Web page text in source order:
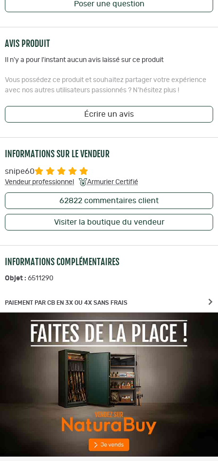
Poser une question
AVIS PRODUIT
Il n'y a pour l'instant aucun avis laissé sur ce produit
Vous possédez ce produit et souhaitez partager votre expérience
avec nos autres utilisateurs passionnés ? N'hésitez plus !
Écrire un avis
INFORMATIONS SUR LE VENDEUR
snipe60
Vendeur professionnel Armurier Certifié
62822 commentaires client
Visiter la boutique du vendeur
INFORMATIONS COMPLÉMENTAIRES
Objet : 6511290
PAIEMENT PAR CB EN 3X OU 4X SANS FRAIS